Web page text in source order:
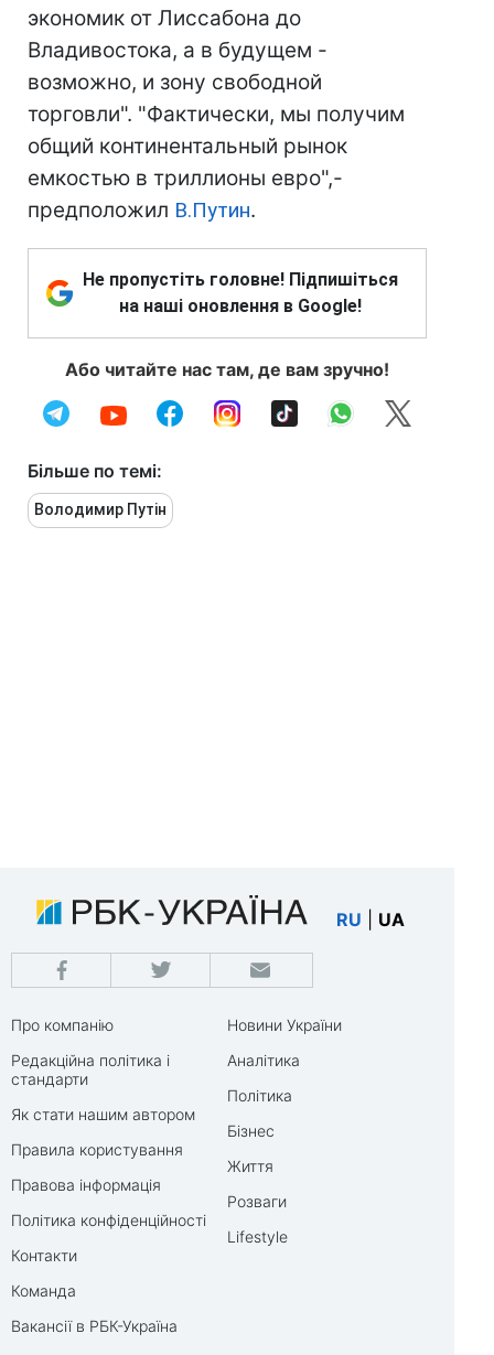
экономик от Лиссабона до
Владивостока, а в будущем -
возможно, и зону свободной
торговли". "Фактически, мы получим
общий континентальный рынок
емкостью в триллионы евро",-
предположил В.Путин.
Не пропустіть головне! Підпишіться
на наші оновлення в Google!
Або читайте нас там, де вам зручно!
Більше по темі:
Володимир Путін
RU UA
Про компанію
Редакційна політика і
стандарти
Як стати нашим автором
Правила користування
Правова інформація
Політика конфіденційності
Контакти
Команда
Вакансії в РБК-Україна
Новини України
Аналітика
Політика
Бізнес
Життя
Розваги
Lifestyle